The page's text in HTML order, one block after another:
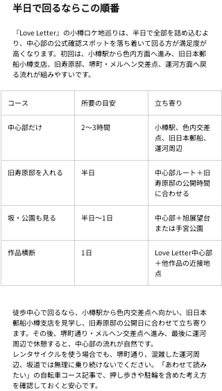
半日で回るならこの順番
『Love Letter』の小樽ロケ地巡りは、半日で全部を詰め込むよ
り、中心部の公式確認スポットを落ち着いて回る方が満足度が
高くなります。初回は、小樽駅から色内方面へ進み、旧日本郵
船小樽支店、旧寿原邸、堺町・メルヘン交差点、運河方面へ戻
る流れが組みやすいです。
コース 所要の目安 立ち寄り
中心部だけ 2〜3時間
小樽駅、色内交差
点、旧日本郵船、
運河周辺
旧寿原邸を入れる 半日
中心部ルート＋旧
寿原邸の公開時間
に合わせる
坂・公園も見る 半日〜1日
中心部＋旭展望台
または手宮公園
作品横断 1日
Love Letter中心部
＋他作品の近接地
点
徒歩中心で回るなら、小樽駅から色内交差点へ向かい、旧日本
郵船小樽支店を見学し、旧寿原邸の公開日に合わせて立ち寄り
ます。その後、堺町通り・メルヘン交差点へ進み、最後に運河
周辺で休憩すると、中心部の流れが自然です。
レンタサイクルを使う場合でも、堺町通り、混雑した運河周
辺、坂道では無理に乗り続けないでください。「あわせて読み
たい」の自転車コース記事で、押し歩きや駐輪を含めた考え方
を確認しておくと安心です。